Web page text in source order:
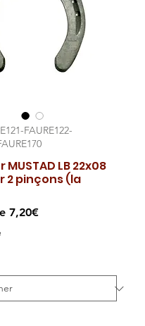
FAURE122-
MUSTAD LB 22x08
2 pinçons (la
7,20€Prix